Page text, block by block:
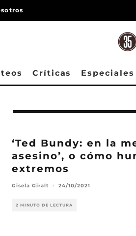
Críticas Especiales
‘Ted Bundy: en la
asesino’, o cómo
extremos
Gisela Giralt · 24/10/2021
2 MINUTO DE LECTURA